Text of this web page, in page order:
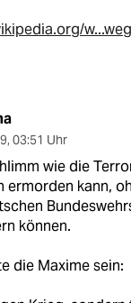
, 03:51 Uhr
wie die
ermorden kann,
können.
die Maxime sein: